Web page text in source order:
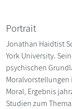
Portrait
Jonathan Haidtist
York University.
psychischen
Moralvorstellungen
Moral, Ergebnis
Studien zum